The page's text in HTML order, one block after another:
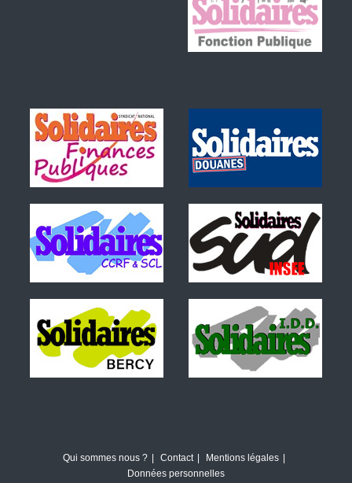
Qui sommes nous ? Contact
Mentions légales
Données personnelles